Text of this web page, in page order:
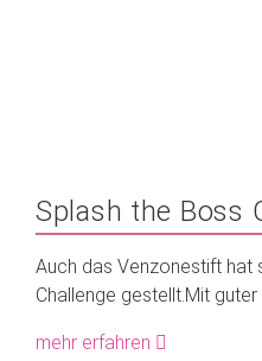
Splash the Boss
Auch das Venzonestift hat
Challenge gestellt.Mit guter
mehr erfahren